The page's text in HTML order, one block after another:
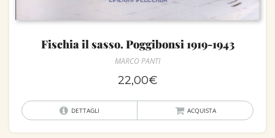
Fischia il sasso. Poggibonsi 1919-1943
MARCO PANTI
22,00€
DETTAGLI ACQUISTA